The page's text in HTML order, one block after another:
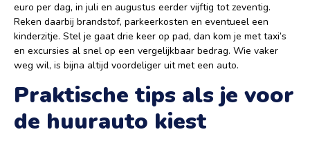
euro per dag, in juli en augustus eerder vijftig tot zeventig.
Reken daarbij brandstof, parkeerkosten en eventueel een
kinderzitje. Stel je gaat drie keer op pad, dan kom je met taxi’s
en excursies al snel op een vergelijkbaar bedrag. Wie vaker
weg wil, is bijna altijd voordeliger uit met een auto.
Praktische tips als je voor
de huurauto kiest